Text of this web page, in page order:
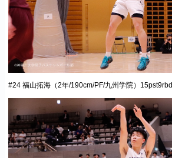
#24 福山拓海（2年/190cm/PF/九州学院）15pst9rbd